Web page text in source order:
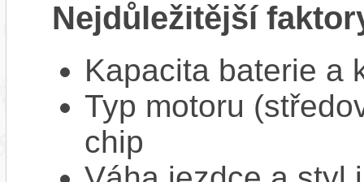
Nejdůležitější
Kapacita baterie a
Typ motoru
chip